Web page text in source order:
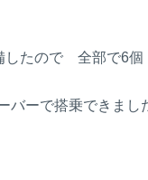
したので 全部で6個
バーで搭乗できまし